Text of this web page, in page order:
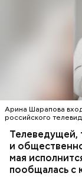
Арина Шарапова
российского
Телеведущей,
и
мая
пообщалась с